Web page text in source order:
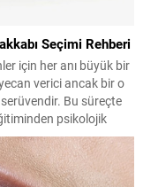
Seçimi Rehberi
için her anı büyük bir
verici ancak bir o
Bu süreçte
psikolojik
fiziksel gelişimin